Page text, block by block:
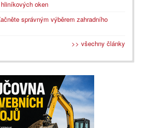
oken
správným výběrem zahradního
>> všechny články